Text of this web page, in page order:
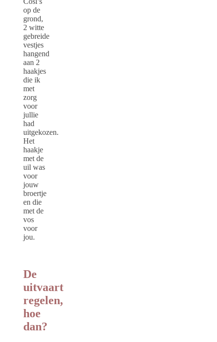
op de
grond,
2 witte
gebreide
vestjes
hangend
aan 2
haakjes
die ik
met
zorg
voor
jullie
had
uitgekozen.
Het
haakje
met de
uil was
voor
jouw
broertje
en die
met de
vos
voor
jou.
De
uitvaart
regelen,
hoe
dan?